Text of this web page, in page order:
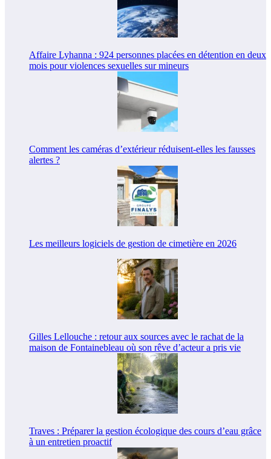
Affaire Lyhanna : 924 personnes placées en détention en deux
mois pour violences sexuelles sur mineurs
Comment les caméras d’extérieur réduisent-elles les fausses
alertes ?
Les meilleurs logiciels de gestion de cimetière en 2026
Gilles Lellouche : retour aux sources avec le rachat de la
maison de Fontainebleau où son rêve d’acteur a pris vie
Traves : Préparer la gestion écologique des cours d’eau grâce
à un entretien proactif